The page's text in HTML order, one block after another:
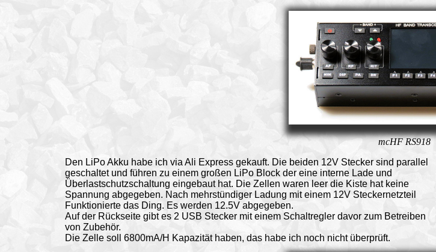
mcHF RS918
Den LiPo Akku habe ich via Ali Express gekauft. Die beiden 12V Stecker sind parallel
geschaltet und führen zu einem großen LiPo Block der eine interne Lade und
Überlastschutzschaltung eingebaut hat. Die Zellen waren leer die Kiste hat keine
Spannung abgegeben. Nach mehrstündiger Ladung mit einem 12V Steckernetzteil
Funktionierte das Ding. Es werden 12.5V abgegeben.
Auf der Rückseite gibt es 2 USB Stecker mit einem Schaltregler davor zum Betreiben
von Zubehör.
Die Zelle soll 6800mA/H Kapazität haben, das habe ich noch nicht überprüft.